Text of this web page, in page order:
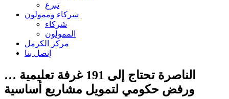
تبرع
شركاء وممولون
شركاء
الممولون
مركز الكرمل
إتصل بنا
الناصرة تحتاج إلى 191 غرفة تعليمية …
ورفض حكومي لتمويل مشاريع أساسية